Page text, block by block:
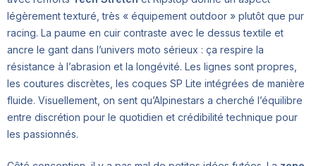
légèrement texturé, très « équipement outdoor » plutôt que pur
racing. La paume en cuir contraste avec le dessus textile et
ancre le gant dans l’univers moto sérieux : ça respire la
résistance à l’abrasion et la longévité. Les lignes sont propres,
les coutures discrètes, les coques SP Lite intégrées de manière
fluide. Visuellement, on sent qu’Alpinestars a cherché l’équilibre
entre discrétion pour le quotidien et crédibilité technique pour
les passionnés.